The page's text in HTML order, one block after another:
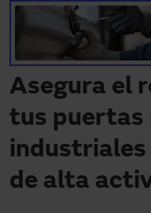
Asegura el
tus puertas
industriales
de alta